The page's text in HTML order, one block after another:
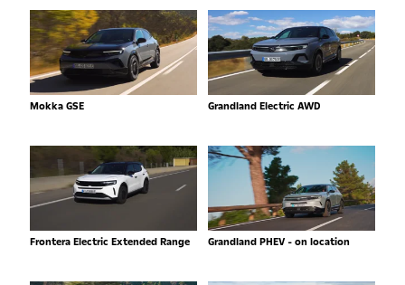
Mokka GSE Grandland Electric AWD
Frontera Electric Extended Range Grandland PHEV - on location